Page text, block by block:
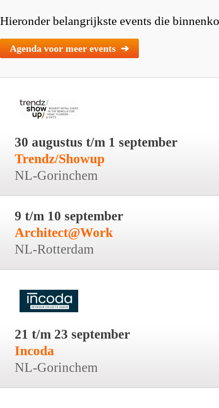
Hieronder belangrijkste events die
Agenda voor meer events ➔
30 augustus t/m 1 september
Trendz/Showup
NL-Gorinchem
9 t/m 10 september
Architect@Work
NL-Rotterdam
21 t/m 23 september
Incoda
NL-Gorinchem